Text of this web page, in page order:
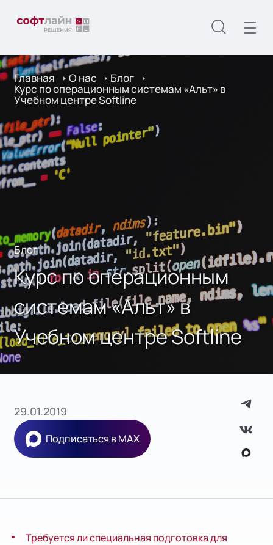
Главная О нас Блог
Курс по операционным системам «Альт» в
Учебном центре Softline
Блог
Курс по операционным
системам «Альт» в
Учебном центре Softline
29.01.2019
Подписаться в MAX
Требуется ли специальная подготовка для